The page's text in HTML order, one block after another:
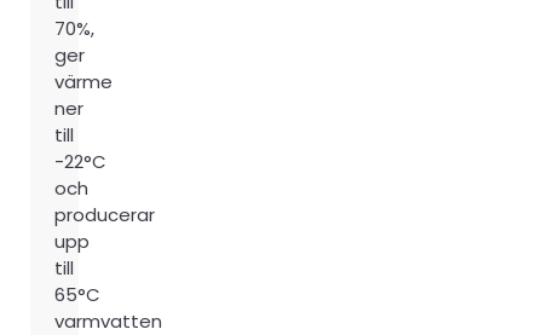
70%,
ger
värme
ner
till
-22°C
och
producerar
upp
till
65°C
varmvatten